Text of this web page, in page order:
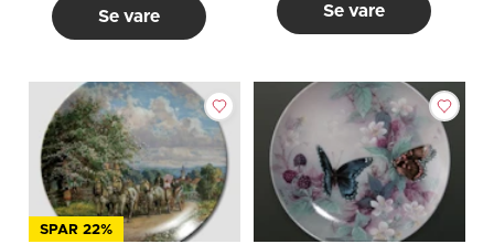
Se vare Se vare
SPAR 22%